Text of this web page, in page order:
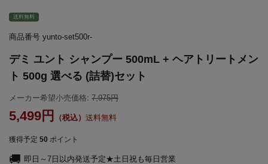
送料無料
商品番号 yunto-set500r-
デミ ユント シャンプー 500mL + ヘアトリートメン
ト 500g 選べる (詰替)セット
メーカー希望小売価格: 7,975
5,499 送料無料
獲得予定 50 ポイント
即日～7日以内発送予定★土日祝も毎日営業